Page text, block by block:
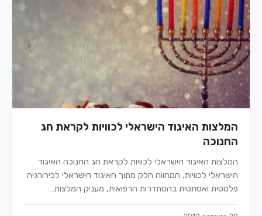
המלצות האיגוד הישראלי לכוויות לקראת חג
החנוכה
המלצות האיגוד הישראלי לכוויות לקראת חג החנוכה האיגוד
הישראלי לכוויות, המהווה חלק מתוך האיגוד הישראלי לכירורגיה
פלסטית ואסתטית בהסתדרות הרפואית, מעניק המלצות…